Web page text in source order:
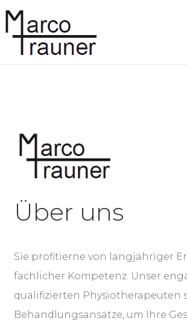
Über uns
Sie profitierne von langjähriger
fachlicher Kompetenz. Unser
qualifizierten Physiotherapeuten
Behandlungsansätze, um Ihre